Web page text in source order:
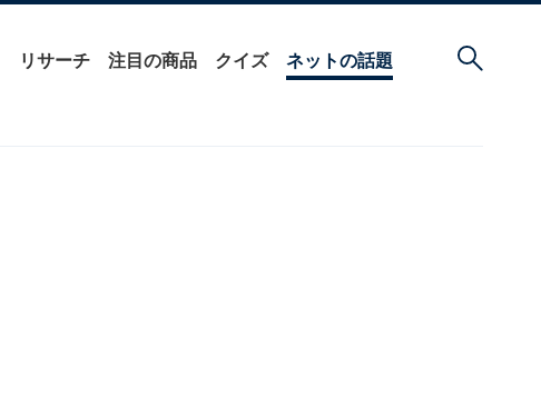
リサーチ 注目の商品 クイズ ネットの話題